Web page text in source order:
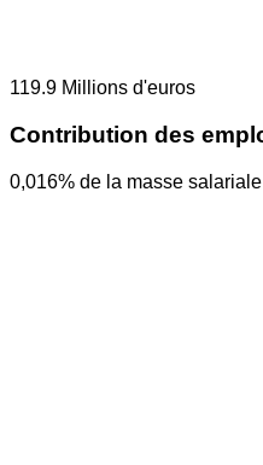
119.9 Millions d'euros
Contribution des
0,016% de la masse